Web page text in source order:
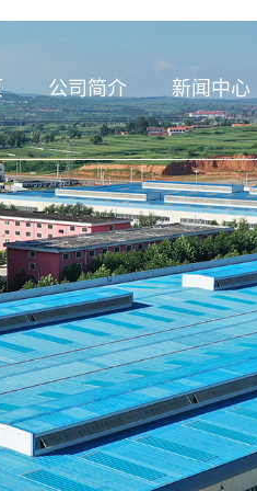
公司简介 新闻中心